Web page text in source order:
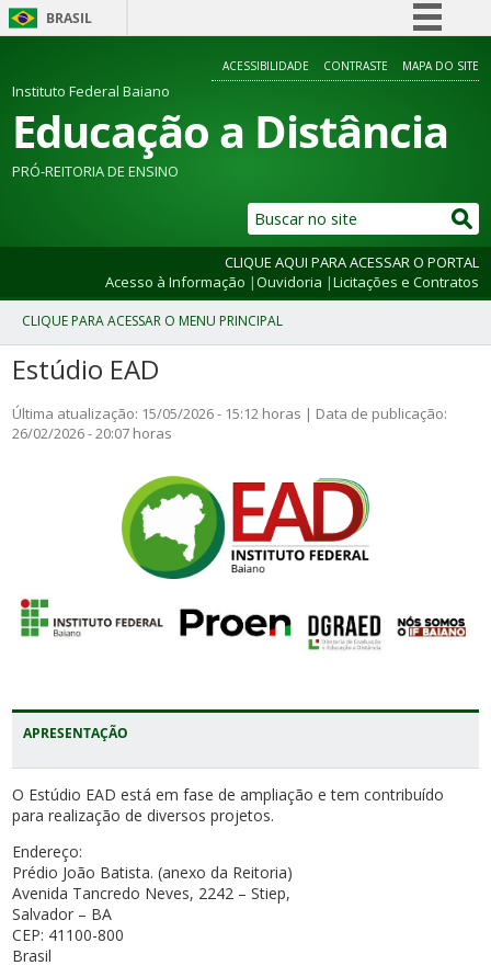
BRASIL
Participe
Canais
ACESSIBILIDADE CONTRASTE MAPA DO SITE
Instituto Federal Baiano
Educação a Distância
PRÓ-REITORIA DE ENSINO
CLIQUE AQUI PARA ACESSAR O PORTAL
Acesso à Informação |Ouvidoria |Licitações e Contratos
Estúdio EAD
Última atualização: 15/05/2026 - 15:12 horas | Data de publicação:
26/02/2026 - 20:07 horas
APRESENTAÇÃO
O Estúdio EAD está em fase de ampliação e tem contribuído
para realização de diversos projetos.
Endereço:
Prédio João Batista. (anexo da Reitoria)
Avenida Tancredo Neves, 2242 – Stiep,
Salvador – BA
CEP: 41100-800
Brasil